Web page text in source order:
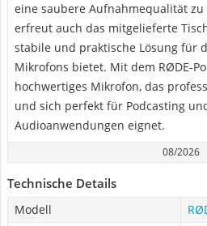
eine saubere Aufnahmequalität zu
erfreut auch das mitgelieferte
stabile und praktische Lösung für
Mikrofons bietet. Mit dem RØDE-
hochwertiges Mikrofon, das
und sich perfekt für Podcasting
Audioanwendungen eignet.
08/2026
Technische Details
Modell